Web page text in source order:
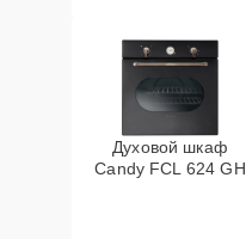
Духовой шкаф
Candy FCL 624 GH